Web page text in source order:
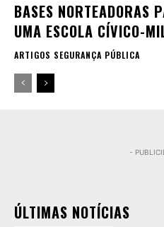
BASES NORTEADORAS
UMA ESCOLA CÍVICO-
ARTIGOS SEGURANÇA PÚBLICA
-
ÚLTIMAS NOTÍCIAS